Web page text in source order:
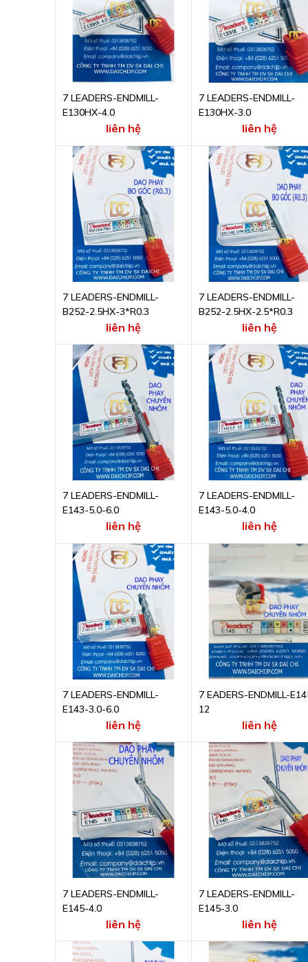
7 LEADERS-ENDMILL-
E130HX-4.0
liên hệ
7 LEADERS-ENDMILL-
E130HX-3.0
liên hệ
7 LEADERS-ENDMILL-
B252-2.5HX-3*R0.3
liên hệ
7 LEADERS-ENDMILL-
B252-2.5HX-2.5*R0.3
liên hệ
7 LEADERS-ENDMILL-
E143-5.0-6.0
liên hệ
7 LEADERS-ENDMILL-
E143-5.0-4.0
liên hệ
7 LEADERS-ENDMILL-
E143-3.0-6.0
liên hệ
7 EADERS-ENDMILL-
12
liên hệ
7 LEADERS-ENDMILL-
E145-4.0
liên hệ
7 LEADERS-ENDMILL-
E145-3.0
liên hệ